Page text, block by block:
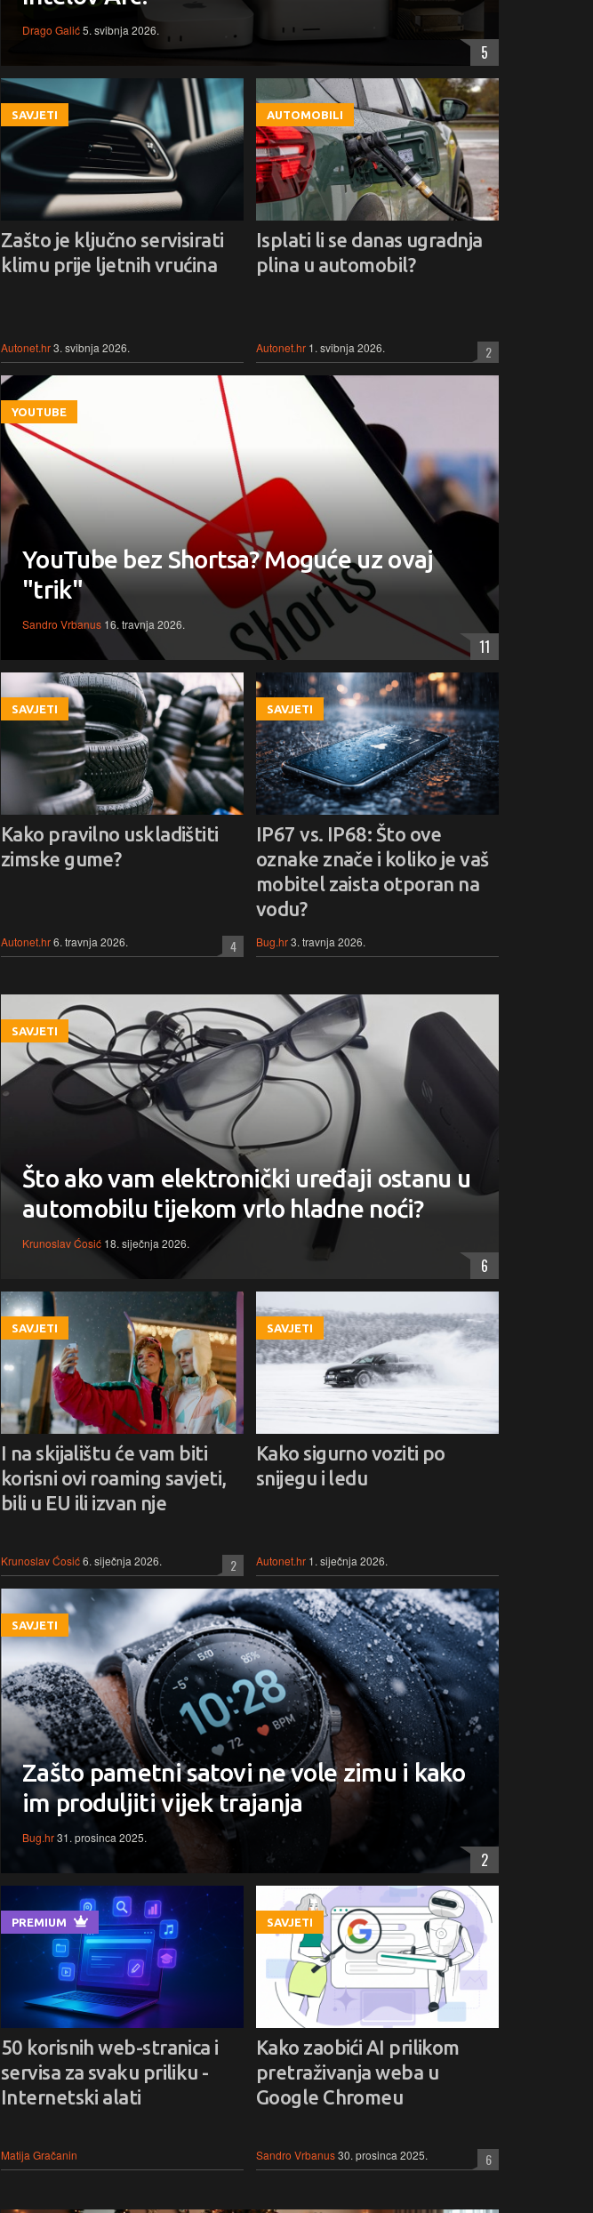
Drago Galić5. svibnja 2026.
5
SAVJETI
Zašto je ključno servisirati
klimu prije ljetnih vrućina
Autonet.hr3. svibnja 2026.
AUTOMOBILI
Isplati li se danas ugradnja
plina u automobil?
Autonet.hr 1. svibnja 2026. 2
YOUTUBE
YouTube bez Shortsa? Moguće uz ovaj
"trik"
Sandro Vrbanus 16. travnja 2026.
11
SAVJETI
Kako pravilno uskladištiti
zimske gume?
Autonet.hr6. travnja 2026. 4
SAVJETI
IP67 vs. IP68: Što ove
oznake znače i koliko je vaš
mobitel zaista otporan na
vodu?
Bug.hr3. travnja 2026.
SAVJETI
Što ako vam elektronički uređaji ostanu u
automobilu tijekom vrlo hladne noći?
Krunoslav Ćosić 18. siječnja 2026.
6
SAVJETI
I na skijalištu će vam biti
korisni ovi roaming savjeti,
bili u EU ili izvan nje
Krunoslav Ćosić6. siječnja 2026. 2
SAVJETI
Kako sigurno voziti po
snijegu i ledu
Autonet.hr 1. siječnja 2026.
SAVJETI
Zašto pametni satovi ne vole zimu i kako
im produljiti vijek trajanja
Bug.hr31. prosinca 2025.
2
PREMIUM
50 korisnih web-stranica i
servisa za svaku priliku -
Internetski alati
Matija Gračanin
SAVJETI
Kako zaobići AI prilikom
pretraživanja weba u
Google Chromeu
Sandro Vrbanus30. prosinca 2025. 6